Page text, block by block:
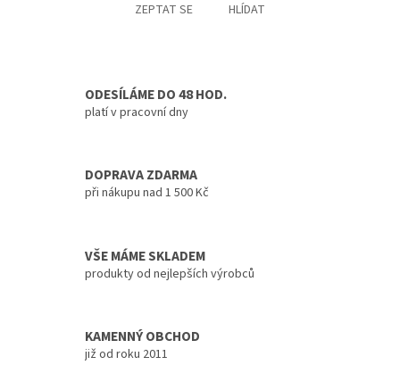
ZEPTAT SE HLÍDAT
ODESÍLÁME DO 48 HOD.
platí v pracovní dny
DOPRAVA ZDARMA
při nákupu nad 1 500 Kč
VŠE MÁME SKLADEM
produkty od nejlepších výrobců
KAMENNÝ OBCHOD
již od roku 2011